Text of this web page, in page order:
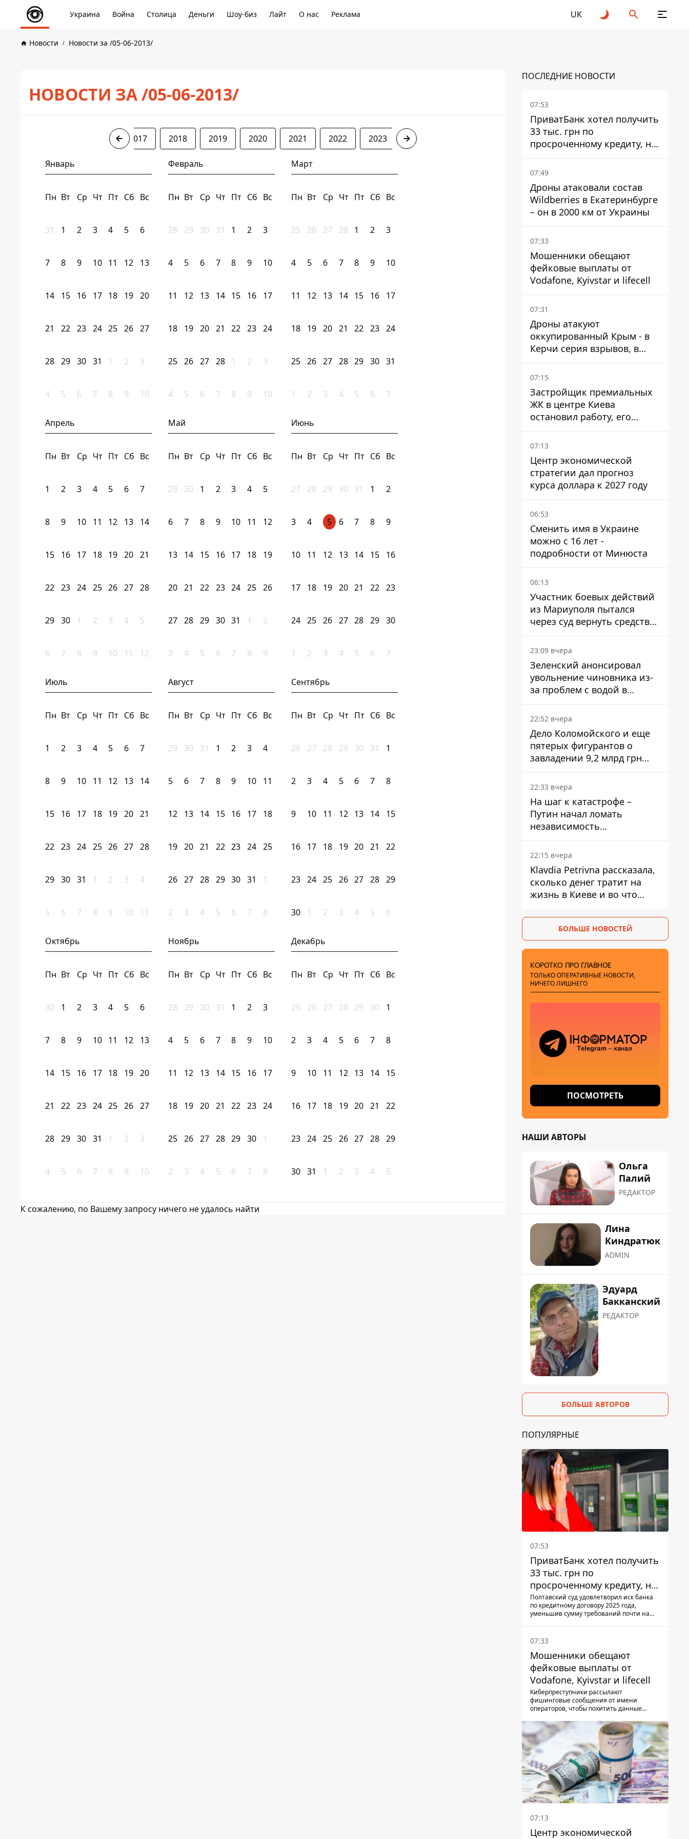
Украина Война Столица Деньги Шоу-биз Лайт О нас Реклама UK
Новости Новости за /05-06-2013/
НОВОСТИ ЗА /05-06-2013/
2017 2018 2019 2020 2021 2022 2023 2024
Январь
Пн Вт Ср Чт Пт Сб Вс
31 1 2 3 4 5 6
7 8 9 10 11 12 13
14 15 16 17 18 19 20
21 22 23 24 25 26 27
28 29 30 31 1 2 3
4 5 6 7 8 9 10
Февраль
Пн Вт Ср Чт Пт Сб Вс
28 29 30 31 1 2 3
4 5 6 7 8 9 10
11 12 13 14 15 16 17
18 19 20 21 22 23 24
25 26 27 28 1 2 3
4 5 6 7 8 9 10
Март
Пн Вт Ср Чт Пт Сб Вс
25 26 27 28 1 2 3
4 5 6 7 8 9 10
11 12 13 14 15 16 17
18 19 20 21 22 23 24
25 26 27 28 29 30 31
1 2 3 4 5 6 7
Апрель
Пн Вт Ср Чт Пт Сб Вс
1 2 3 4 5 6 7
8 9 10 11 12 13 14
15 16 17 18 19 20 21
22 23 24 25 26 27 28
29 30 1 2 3 4 5
6 7 8 9 10 11 12
Май
Пн Вт Ср Чт Пт Сб Вс
29 30 1 2 3 4 5
6 7 8 9 10 11 12
13 14 15 16 17 18 19
20 21 22 23 24 25 26
27 28 29 30 31 1 2
3 4 5 6 7 8 9
Июнь
Пн Вт Ср Чт Пт Сб Вс
27 28 29 30 31 1 2
3 4 5 6 7 8 9
10 11 12 13 14 15 16
17 18 19 20 21 22 23
24 25 26 27 28 29 30
1 2 3 4 5 6 7
Июль
Пн Вт Ср Чт Пт Сб Вс
1 2 3 4 5 6 7
8 9 10 11 12 13 14
15 16 17 18 19 20 21
22 23 24 25 26 27 28
29 30 31 1 2 3 4
5 6 7 8 9 10 11
Август
Пн Вт Ср Чт Пт Сб Вс
29 30 31 1 2 3 4
5 6 7 8 9 10 11
12 13 14 15 16 17 18
19 20 21 22 23 24 25
26 27 28 29 30 31 1
2 3 4 5 6 7 8
Сентябрь
Пн Вт Ср Чт Пт Сб Вс
26 27 28 29 30 31 1
2 3 4 5 6 7 8
9 10 11 12 13 14 15
16 17 18 19 20 21 22
23 24 25 26 27 28 29
30 1 2 3 4 5 6
Октябрь
Пн Вт Ср Чт Пт Сб Вс
30 1 2 3 4 5 6
7 8 9 10 11 12 13
14 15 16 17 18 19 20
21 22 23 24 25 26 27
28 29 30 31 1 2 3
4 5 6 7 8 9 10
Ноябрь
Пн Вт Ср Чт Пт Сб Вс
28 29 30 31 1 2 3
4 5 6 7 8 9 10
11 12 13 14 15 16 17
18 19 20 21 22 23 24
25 26 27 28 29 30 1
2 3 4 5 6 7 8
Декабрь
Пн Вт Ср Чт Пт Сб Вс
25 26 27 28 29 30 1
2 3 4 5 6 7 8
9 10 11 12 13 14 15
16 17 18 19 20 21 22
23 24 25 26 27 28 29
30 31 1 2 3 4 5
К сожалению, по Вашему запросу ничего не удалось найти
ПОСЛЕДНИЕ НОВОСТИ
07:53
ПриватБанк хотел получить
33 тыс. грн по
просроченному кредиту, но
суд взыскал с должницы
только 22 тыс. грн
07:49
Дроны атаковали состав
Wildberries в Екатеринбурге
– он в 2000 км от Украины
07:33
Мошенники обещают
фейковые выплаты от
Vodafone, Kyivstar и lifecell
07:31
Дроны атакуют
оккупированный Крым - в
Керчи серия взрывов, в
Феодосии пожар
07:15
Застройщик премиальных
ЖК в центре Киева
остановил работу, его
руководители сбежали из
Украины - Bihus.info
07:13
Центр экономической
стратегии дал прогноз
курса доллара к 2027 году
06:53
Сменить имя в Украине
можно с 16 лет -
подробности от Минюста
06:13
Участник боевых действий
из Мариуполя пытался
через суд вернуть средства
субсидии со счета в
Ощадбанке – каким было
решение
23:09 вчера
Зеленский анонсировал
увольнение чиновника из-
за проблем с водой в
Марганце
22:52 вчера
Дело Коломойского и еще
пятерых фигурантов о
завладении 9,2 млрд грн
ПриватБанка направили в
суд
22:33 вчера
На шаг к катастрофе –
Путин начал ломать
независимость
собственного Центробанка,
заставив снизить базовую
ставку
22:15 вчера
Klavdia Petrivna рассказала,
сколько денег тратит на
жизнь в Киеве и во что
БОЛЬШЕ НОВОСТЕЙ
КОРОТКО ПРО ГЛАВНОЕ
ТОЛЬКО ОПЕРАТИВНЫЕ НОВОСТИ,
НИЧЕГО ЛИШНЕГО
ПОСМОТРЕТЬ
НАШИ АВТОРЫ
Ольга
Палий
РЕДАКТОР
Лина
Киндратюк
ADMIN
Эдуард
Бакканский
РЕДАКТОР
БОЛЬШЕ АВТОРОВ
ПОПУЛЯРНЫЕ
07:53
ПриватБанк хотел получить
33 тыс. грн по
просроченному кредиту, но
суд взыскал с должницы
только 22 тыс. грн
Полтавский суд удовлетворил иск банка
по кредитному договору 2025 года,
уменьшив сумму требований почти на
07:33
Мошенники обещают
фейковые выплаты от
Vodafone, Kyivstar и lifecell
Киберпреступники рассылают
фишинговые сообщения от имени
операторов, чтобы похитить данные
07:13
Центр экономической